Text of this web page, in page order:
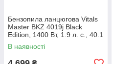
Бензопила ланцюгова Vitals
Master BKZ 4019j Black
Edition, 1400 Вт, 1.9 л. с., 40.1
см3, праймер, 10000 об/хв
В наявності